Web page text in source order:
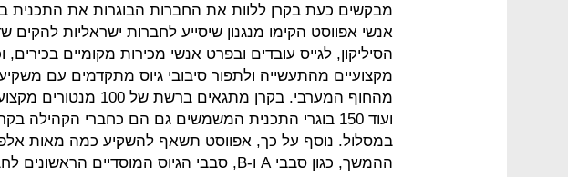
מבקשים כעת בקרן ללוות את החברות הבוגרות את התכנית
אנשי אפווסט הקימו מנגנון שיסייע לחברות ישראליות להקים
הסיליקון, לגייס עובדים ובפרט אנשי מכירות מקומיים בכירים,
מקצועיים מהתעשייה ולתפור סיבובי גיוס מתקדמים עם
מהחוף המערבי. בקרן מתגאים
ועוד 150 בוגרי התכנית המשמשים גם הם כחברי הקהילה
במסלול. נוסף על כך, אפווסט תשאף להשקיע כמה מאות
ההמשך, כגון סבבי A ו-B, סבבי הגיוס המוסדיים הראשונים לחברה.